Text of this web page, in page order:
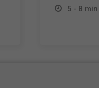
5 - 8 min